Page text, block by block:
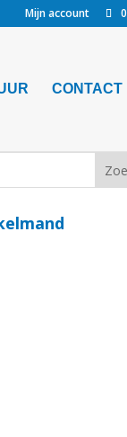
Mijn account
CONTACT